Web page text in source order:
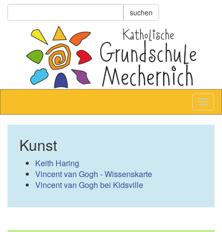
Kunst
Keith Haring
Vincent van Gogh - Wissenskarte
Vincent van Gogh bei Kidsville